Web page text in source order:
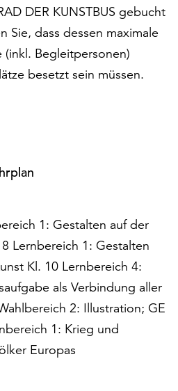
DER KUNSTBUS gebucht
Sie, dass dessen maximale
(inkl. Begleitpersonen)
besetzt sein müssen.
1: Gestalten auf der
Lernbereich 1: Gestalten
Kl. 10 Lernbereich 4:
als Verbindung aller
2: Illustration; GE
1: Krieg und
Europas